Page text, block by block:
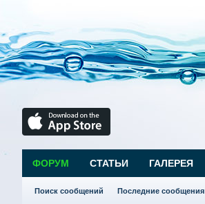
ФОРУМ
Поиск сообщений Последние сообщения
СТАТЬИ ГАЛЕРЕЯ